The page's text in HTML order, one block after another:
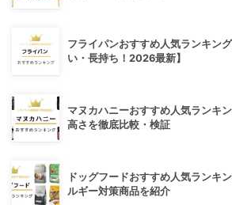
フライパンおすすめ人気ランキン
い・長持ち！2026最新】
マヌカハニーおすすめ人気ランキ
高さを徹底比較・検証
ドッグフードおすすめ人気ランキ
ルギー対策商品を紹介